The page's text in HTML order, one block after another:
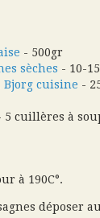
- 500gr
sèches - 10-15
Bjorg cuisine -
5 cuillères à
à 190C°.
déposer